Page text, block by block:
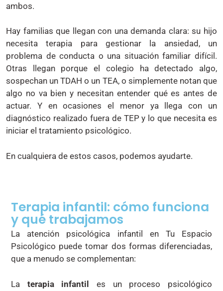
ambos.
Hay familias que llegan con una demanda clara: su hijo
necesita terapia para gestionar la ansiedad, un
problema de conducta o una situación familiar difícil.
Otras llegan porque el colegio ha detectado algo,
sospechan un TDAH o un TEA, o simplemente notan que
algo no va bien y necesitan entender qué es antes de
actuar. Y en ocasiones el menor ya llega con un
diagnóstico realizado fuera de TEP y lo que necesita es
iniciar el tratamiento psicológico.
En cualquiera de estos casos, podemos ayudarte.
Terapia infantil: cómo funciona
y qué trabajamos
La atención psicológica infantil en Tu Espacio
Psicológico puede tomar dos formas diferenciadas,
que a menudo se complementan:
La terapia infantil es un proceso psicológico